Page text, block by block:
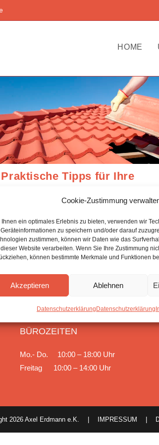
Cookie-Zustimmung
Ihnen ein optimales Erlebnis zu bieten, verwenden wir
zu speichern und/oder darauf
zustimmen, können wir Daten wie das
Website verarbeiten. Wenn Sie Ihre Zustimmung
können bestimmte Merkmale und Funktionen
Akzeptieren Ablehnen
Datenschutzerklärung Datenschutzerklärung
HOME
Praktische Tipps für Ihre
einfach erneuert werden? Das könnte eine gute
Gelegenheit sein, Ihrem Haus ein neues
geben! Aber wo sollen Sie anfangen?…
Tipps
Für
BÜROZEITEN
Mo.- Do. 10:00 – 18:00 Uhr
Freitag 10:00 – 14:00 Uhr
2026 Axel Erdmann e.K. | IMPRESSUM